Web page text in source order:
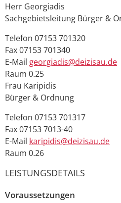
Herr Georgiadis
Sachgebietsleitung Bürger &
Telefon 07153 701320
Fax07153 701340
E-Mail georgiadis@deizisau.de
Raum 0.25
Frau Karipidis
Bürger & Ordnung
Telefon 07153 701317
Fax07153 7013-40
E-Mail karipidis@deizisau.de
Raum 0.26
LEISTUNGSDETAILS
Voraussetzungen